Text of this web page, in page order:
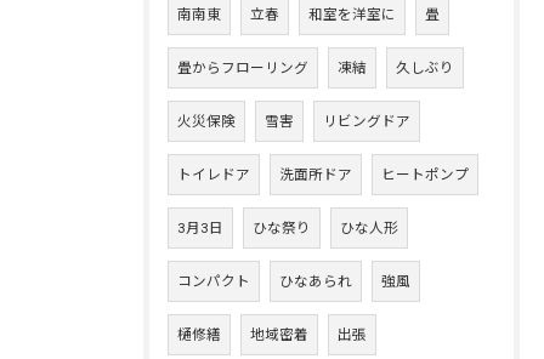
南南東 立春 和室を洋室に 畳
畳からフローリング 凍結 久しぶり
火災保険 雪害 リビングドア
トイレドア 洗面所ドア ヒートポンプ
3月3日 ひな祭り ひな人形
コンパクト ひなあられ 強風
樋修繕 地域密着 出張